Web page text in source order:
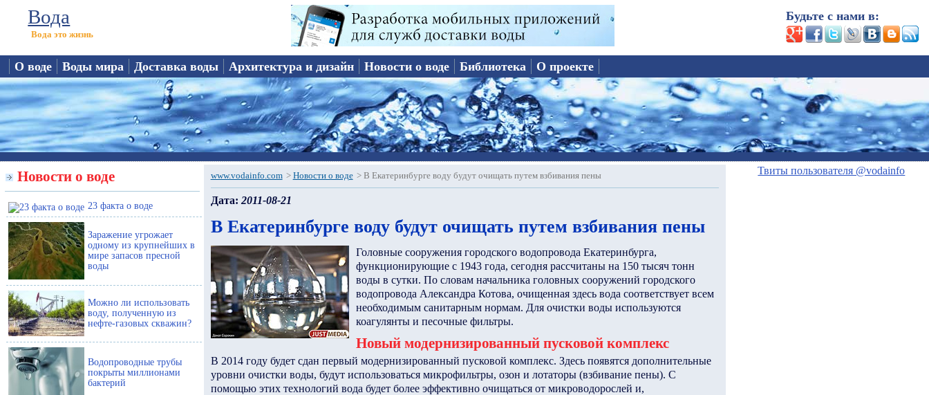
Вода
Вода это жизнь
Будьте с нами в:
О воде Воды мира Доставка воды Архитектура и дизайн Новости о воде Библиотека О проекте
Новости о воде
23 факта о воде
Заражение угрожает
одному из крупнейших в
мире запасов пресной
воды
Можно ли использовать
воду, полученную из
нефте-газовых скважин?
Водопроводные трубы
покрыты миллионами
бактерий
www.vodainfo.com > Новости о воде > В Екатеринбурге воду будут очищать путем взбивания пены
Дата: 2011-08-21
В Екатеринбурге воду будут очищать путем взбивания пены
Головные сооружения городского водопровода Екатеринбурга,
функционирующие с 1943 года, сегодня рассчитаны на 150 тысяч тонн
воды в сутки. По словам начальника головных сооружений городского
водопровода Александра Котова, очищенная здесь вода соответствует всем
необходимым санитарным нормам. Для очистки воды используются
коагулянты и песочные фильтры.
Новый модернизированный пусковой комплекс
В 2014 году будет сдан первый модернизированный пусковой комплекс. Здесь появятся дополнительные
уровни очистки воды, будут использоваться микрофильтры, озон и лотаторы (взбивание пены). С
помощью этих технологий вода будет более эффективно очищаться от микроводорослей и,
Твиты пользователя @vodainfo